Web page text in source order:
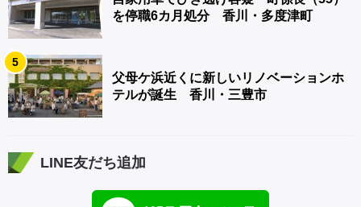
を停職6カ月処分 香川・多度津町
5
父母ケ浜近くに新しいリノベーションホ
テルが誕生 香川・三豊市
LINE友だち追加